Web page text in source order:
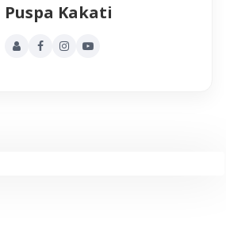
Puspa Kakati